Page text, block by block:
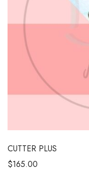
CUTTER PLUS
$165.00